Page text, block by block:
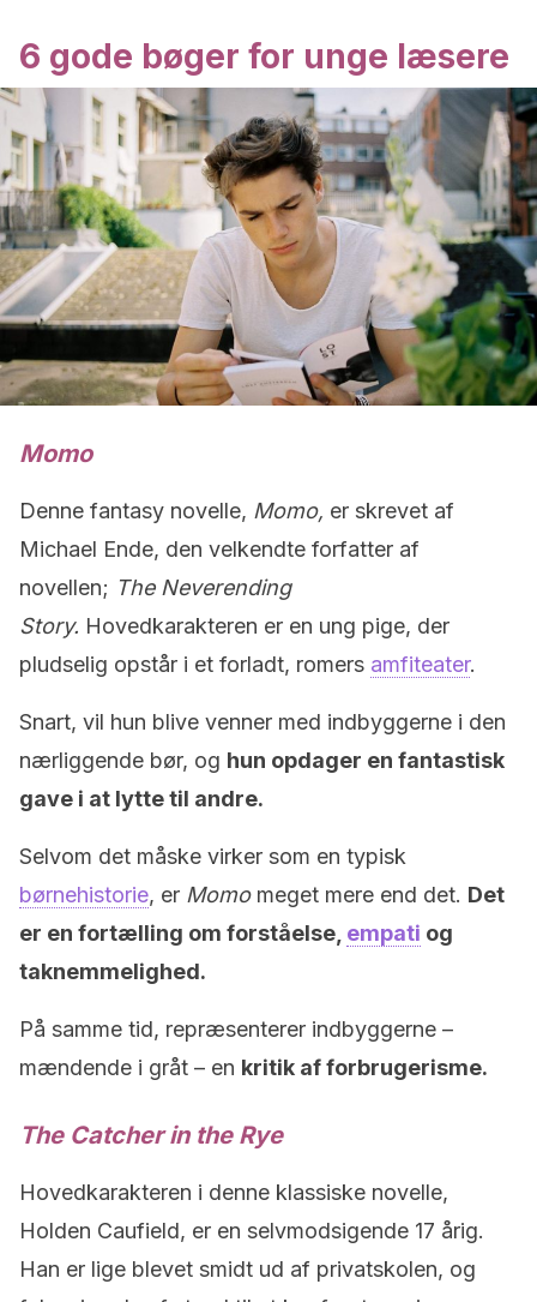
6 gode bøger for unge læsere
Momo
Denne fantasy novelle, Momo, er skrevet af
Michael Ende, den velkendte forfatter af
novellen; The Neverending
Story. Hovedkarakteren er en ung pige, der
pludselig opstår i et forladt, romers amfiteater.
Snart, vil hun blive venner med indbyggerne i den
nærliggende bør, og hun opdager en fantastisk
gave i at lytte til andre.
Selvom det måske virker som en typisk
børnehistorie, er Momomeget mere end det. Det
er en fortælling om forståelse, empati og
taknemmelighed.
På samme tid, repræsenterer indbyggerne –
mændende i gråt – en kritik af forbrugerisme.
The Catcher in the Rye
Hovedkarakteren i denne klassiske novelle,
Holden Caufield, er en selvmodsigende 17 årig.
Han er lige blevet smidt ud af privatskolen, og